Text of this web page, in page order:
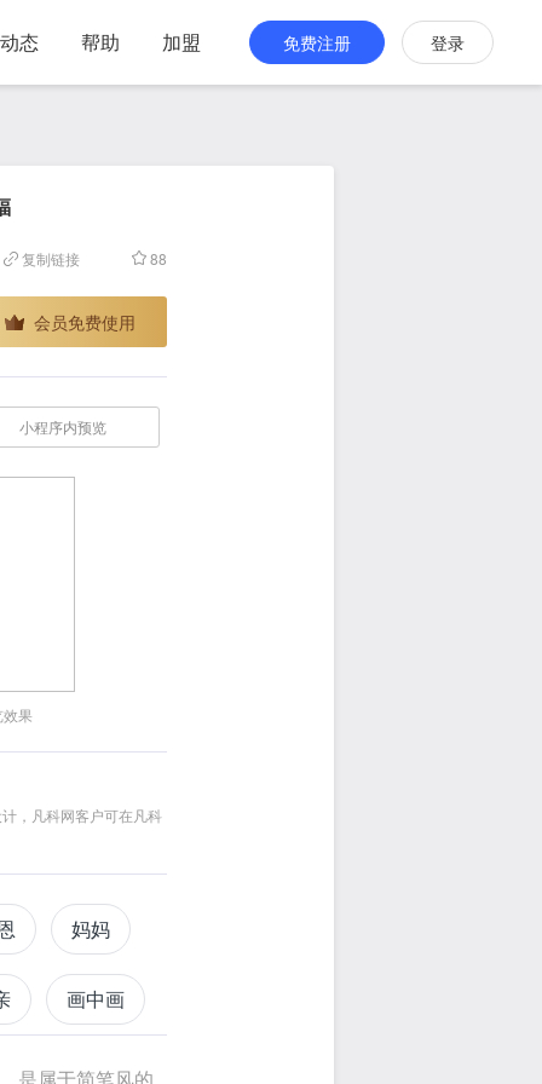
动态 帮助 加盟 免费注册 登录
复制链接 88
会员免费使用
小程序内预览
效果
，凡科网客户可在凡科
妈妈
画中画